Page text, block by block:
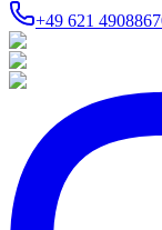
+49 621